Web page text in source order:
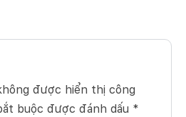
được hiển thị công
buộc được đánh dấu *